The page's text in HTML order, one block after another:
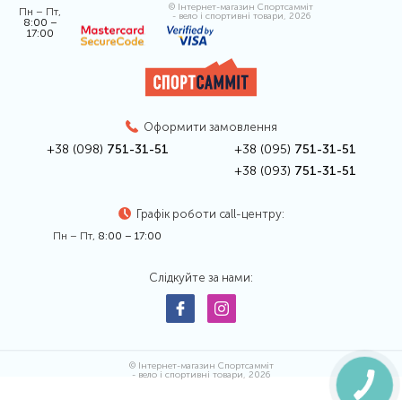
Пн – Пт,
8:00 –
17:00
© Інтернет-магазин Спортсамміт
- вело і спортивні товари, 2026
Оформити замовлення
+38 (098) 751-31-51 +38 (095) 751-31-51
+38 (093) 751-31-51
Графік роботи call-центру:
Пн – Пт, 8:00 – 17:00
Слідкуйте за нами:
© Інтернет-магазин Спортсамміт
- вело і спортивні товари, 2026